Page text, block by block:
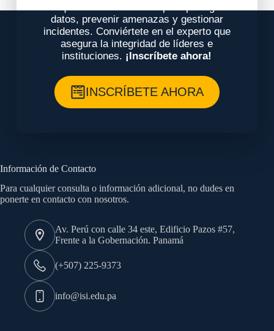
datos, prevenir amenazas y gestionar
incidentes. Conviértete en el experto que
asegura la integridad de líderes e
instituciones. ¡Inscríbete ahora!
INSCRÍBETE AHORA
Información de Contacto
Para cualquier consulta o información adicional, no dudes en
ponerte en contacto con nosotros.
Av. Perú con calle 34 este, Edificio Pazos #57,
Frente a la Gobernación. Panamá
(+507) 225-9373
info@isi.edu.pa